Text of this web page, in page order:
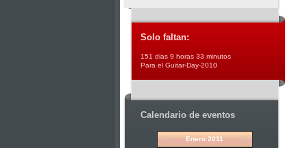
Solo faltan:
151 dias 9 horas 33 minutos
Para el Guitar-Day-2010
Calendario de eventos
« < Enero 2011 > »